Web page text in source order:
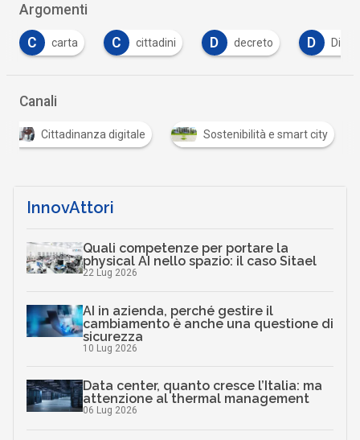
Argomenti
C cittadini D decreto D Digitale G
Canali
Cittadinanza digitale Sostenibilità e smart city
InnovAttori
Quali competenze per portare la
physical AI nello spazio: il caso Sitael
22 Lug 2026
AI in azienda, perché gestire il
cambiamento è anche una questione di
sicurezza
10 Lug 2026
Data center, quanto cresce l’Italia: ma
attenzione al thermal management
06 Lug 2026